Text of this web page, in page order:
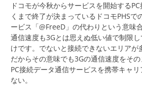
ドコモが今秋からサービスを開始する
くまで終了が決まっているドコモPHSで
ービス「@FreeD」の代わりという意味
通信速度も3Gとは思えぬ低い値で制限
けです。でないと接続できないエリアが
だからその意味でも3Gの通信速度をそ
PC接続データ通信サービスを携帯キャ
ない。